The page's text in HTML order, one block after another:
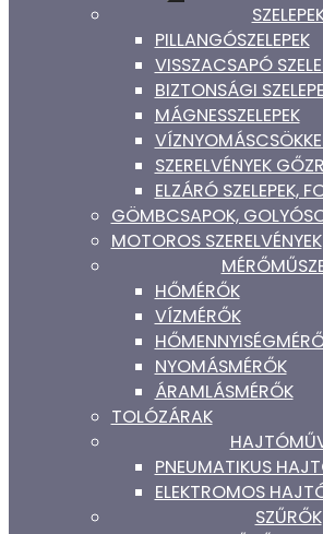
PILLANGÓSZELEPEK
VISSZACSAPÓ
BIZTONSÁGI
MÁGNESSZELEPEK
SZERELVÉNYEK
ELZÁRÓ SZELEPEK,
GÖMBCSAPOK,
MOTOROS SZERELVÉNYEK
HŐMÉRŐK
VÍZMÉRŐK
NYOMÁSMÉRŐK
ÁRAMLÁSMÉRŐK
TOLÓZÁRAK
PNEUMATIKUS
ELEKTROMOS
SZŰRŐK